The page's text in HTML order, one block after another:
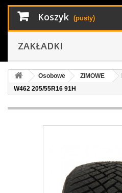
Koszyk (pusty)
ZAKŁADKI
Osobowe ZIMOWE
W462 205/55R16 91H